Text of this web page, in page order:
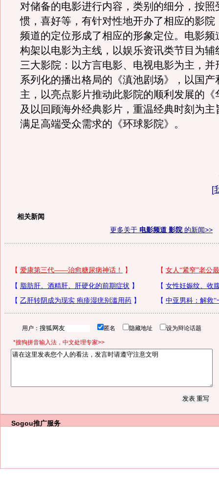
对储备的电影进行内容，类别的细分，按照
惯，喜好等，有针对性地开办了相应的影院
频道的定位形成了相应的形象定位。电影频
构架以电影为主线，以娱乐资讯类节目为辅
三大影院：以方言电影、电视电影为主，并
系列化的播出格局的《滇池剧场》，以国产
主，以亮点影片推动此影院的顺利发展的《
及以回顾海外经典影片，重温经典时刻为主
满足高端受众需求的《环球影院》。
[
相关新闻
更多关于 电影频道 影院的新闻>>
用户： 匿名 隐藏地址 设为辩论话题
*搜狗拼音输入法，中文处理专家>>
Sogou推广服务